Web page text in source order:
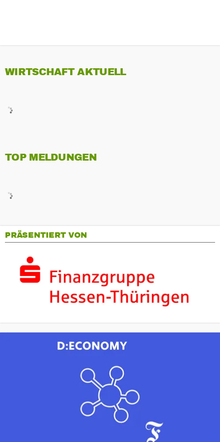
WIRTSCHAFT AKTUELL
TOP MELDUNGEN
PRÄSENTIERT VON